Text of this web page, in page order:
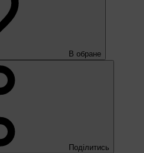
В обране
Поділитись